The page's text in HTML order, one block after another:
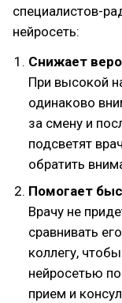
специалистов-
нейросеть:
Снижает
При высокой
одинаково
за смену и
подсветят
обратить
Помогает
Врачу не
сравнивать
коллегу,
нейросетью
прием и